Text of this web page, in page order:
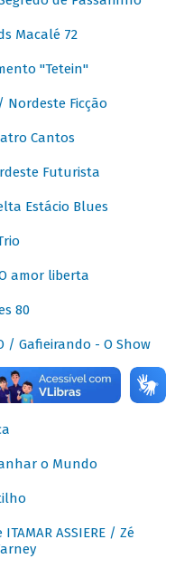
Macalé 72
"Tetein"
Nordeste Ficção
Cantos
Futurista
Estácio Blues
O amor liberta
80
/ Gafieirando - O Show
DA MANGUEIRA /
o Mundo
ASSIERE / Zé